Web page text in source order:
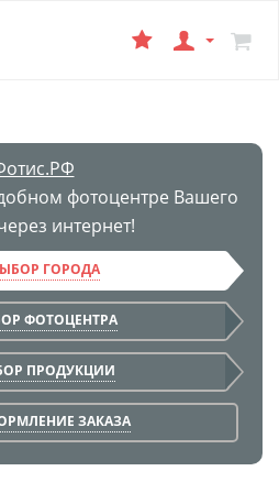
фотоцентре Вашего
интернет!
ГОРОДА
ФОТОЦЕНТРА
ПРОДУКЦИИ
ЗАКАЗА